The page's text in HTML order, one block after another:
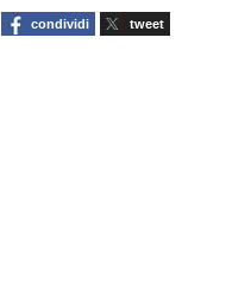
condividi tweet